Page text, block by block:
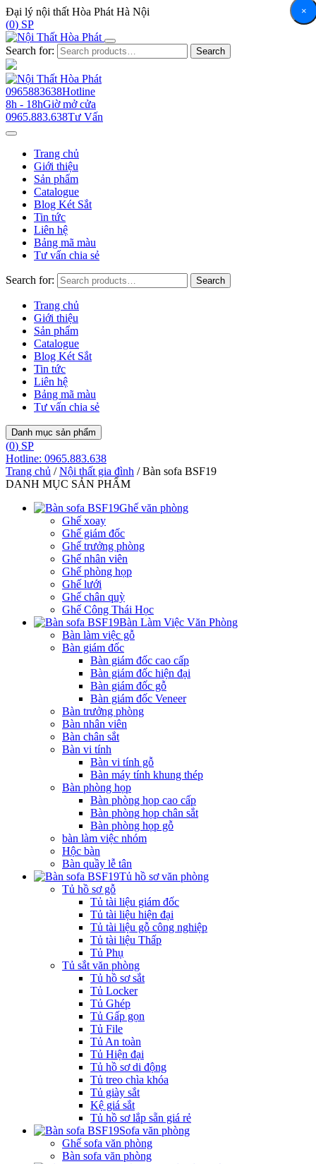
Đại lý nội thất Hòa Phát Hà Nội
(0) SP
Search for: Search
0965883638Hotline
8h - 18hGiờ mở cửa
0965.883.638Tư Vấn
Trang chủ
Giới thiệu
Sản phẩm
Catalogue
Blog Két Sắt
Tin tức
Liên hệ
Bảng mã màu
Tư vấn chia sẻ
Search for: Search
Trang chủ
Giới thiệu
Sản phẩm
Catalogue
Blog Két Sắt
Tin tức
Liên hệ
Bảng mã màu
Tư vấn chia sẻ
Danh mục sản phẩm
(0) SP
Hotline: 0965.883.638
Trang chủ /Nội thất gia đình / Bàn sofa BSF19
DANH MỤC SẢN PHẨM
Ghế văn phòng
Ghế xoay
Ghế giám đốc
Ghế trưởng phòng
Ghế nhân viên
Ghế phòng họp
Ghế lưới
Ghế chân quỳ
Ghế Công Thái Học
Bàn Làm Việc Văn Phòng
Bàn làm việc gỗ
Bàn giám đốc
Bàn giám đốc cao cấp
Bàn giám đốc hiện đại
Bàn giám đốc gỗ
Bàn giám đốc Veneer
Bàn trưởng phòng
Bàn nhân viên
Bàn chân sắt
Bàn vi tính
Bàn vi tính gỗ
Bàn máy tính khung thép
Bàn phòng họp
Bàn phòng họp cao cấp
Bàn phòng họp chân sắt
Bàn phòng họp gỗ
bàn làm việc nhóm
Hộc bàn
Bàn quầy lễ tân
Tủ hồ sơ văn phòng
Tủ hồ sơ gỗ
Tủ tài liệu giám đốc
Tủ tài liệu hiện đại
Tủ tài liệu gỗ công nghiệp
Tủ tài liệu Thấp
Tủ Phụ
Tủ sắt văn phòng
Tủ hồ sơ sắt
Tủ Locker
Tủ Ghép
Tủ Gấp gọn
Tủ File
Tủ An toàn
Tủ Hiện đại
Tủ hồ sơ di động
Tủ treo chìa khóa
Tủ giày sắt
Kệ giá sắt
Tủ hồ sơ lắp sẵn giá rẻ
Sofa văn phòng
Ghế sofa văn phòng
Bàn sofa văn phòng
×